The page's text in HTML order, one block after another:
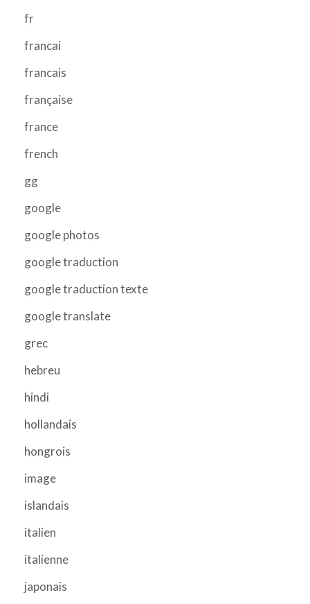
fr
francai
francais
française
france
french
gg
google
google photos
google traduction
google traduction texte
google translate
grec
hebreu
hindi
hollandais
hongrois
image
islandais
italien
italienne
japonais